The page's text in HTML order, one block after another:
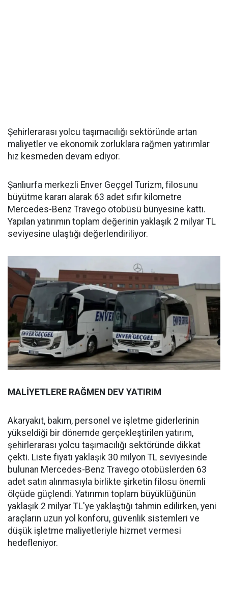
Şehirlerarası yolcu taşımacılığı sektöründe artan
maliyetler ve ekonomik zorluklara rağmen yatırımlar
hız kesmeden devam ediyor.
Şanlıurfa merkezli Enver Geçgel Turizm, filosunu
büyütme kararı alarak 63 adet sıfır kilometre
Mercedes-Benz Travego otobüsü bünyesine kattı.
Yapılan yatırımın toplam değerinin yaklaşık 2 milyar TL
seviyesine ulaştığı değerlendiriliyor.
MALİYETLERE RAĞMEN DEV YATIRIM
Akaryakıt, bakım, personel ve işletme giderlerinin
yükseldiği bir dönemde gerçekleştirilen yatırım,
şehirlerarası yolcu taşımacılığı sektöründe dikkat
çekti. Liste fiyatı yaklaşık 30 milyon TL seviyesinde
bulunan Mercedes-Benz Travego otobüslerden 63
adet satın alınmasıyla birlikte şirketin filosu önemli
ölçüde güçlendi. Yatırımın toplam büyüklüğünün
yaklaşık 2 milyar TL'ye yaklaştığı tahmin edilirken, yeni
araçların uzun yol konforu, güvenlik sistemleri ve
düşük işletme maliyetleriyle hizmet vermesi
hedefleniyor.